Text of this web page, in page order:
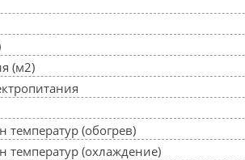
(м2)
температур (обогрев)
температур (охлаждение)